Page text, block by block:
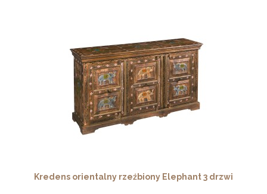
Kredens orientalny rzeźbiony Elephant 3 drzwi